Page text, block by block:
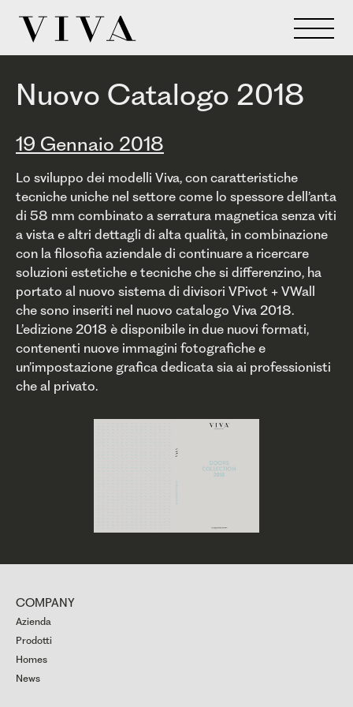
Nuovo Catalogo 2018
19 Gennaio 2018
Lo sviluppo dei modelli Viva, con caratteristiche
tecniche uniche nel settore come lo spessore dell’anta
di 58 mm combinato a serratura magnetica senza viti
a vista e altri dettagli di alta qualità, in combinazione
con la filosofia aziendale di continuare a ricercare
soluzioni estetiche e tecniche che si differenzino, ha
portato al nuovo sistema di divisori VPivot + VWall
che sono inseriti nel nuovo catalogo Viva 2018.
L’edizione 2018 è disponibile in due nuovi formati,
contenenti nuove immagini fotografiche e
un’impostazione grafica dedicata sia ai professionisti
che al privato.
COMPANY
Azienda
Prodotti
Homes
News